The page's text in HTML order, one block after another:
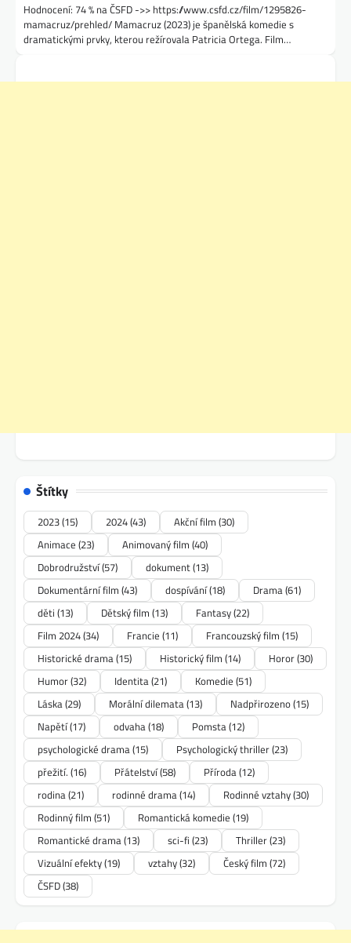
Hodnocení: 74 % na ČSFD ->> https://www.csfd.cz/film/1295826-
mamacruz/prehled/ Mamacruz (2023) je španělská komedie s
dramatickými prvky, kterou režírovala Patricia Ortega. Film…
Štítky
2023(15) 2024(43) Akční film (30)
Animace (23) Animovaný film (40)
Dobrodružství(57) dokument(13)
Dokumentární film (43) dospívání(18) Drama(61)
děti (13) Dětský film (13) Fantasy(22)
Film 2024(34) Francie (11) Francouzský film (15)
Historické drama(15) Historický film (14) Horor(30)
Humor(32) Identita(21) Komedie (51)
Láska(29) Morální dilemata(13) Nadpřirozeno(15)
Napětí(17) odvaha(18) Pomsta(12)
psychologické drama(15) Psychologický thriller(23)
přežití. (16) Přátelství(58) Příroda(12)
rodina(21) rodinné drama(14) Rodinné vztahy(30)
Rodinný film (51) Romantická komedie (19)
Romantické drama(13) sci-fi (23) Thriller(23)
Vizuální efekty(19) vztahy(32) Český film (72)
ČSFD(38)